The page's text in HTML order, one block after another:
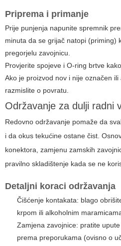
Priprema i primanje
Prije punjenja napunite spremnik
minuta da se grijač natopi (priming)
pregorjelu zavojnicu.
Provjerite spojeve i O-ring brtve
Ako je proizvod nov i nije označen
razmislite o povratu.
Održavanje za dulji radni
Redovno održavanje pomaže da
i da okus tekućine ostane čist.
konektora, zamjenu zamskih
pravilno skladištenje kada se ne
Detaljni koraci održavanja
Čišćenje kontakata: blago
krpom ili alkoholnim
Zamjena zavojnice: pratite
prema preporukama (ovisno o